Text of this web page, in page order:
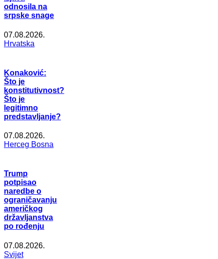
odnosila na
srpske snage
07.08.2026.
Hrvatska
Konaković:
Što je
konstitutivnost?
Što je
legitimno
predstavljanje?
07.08.2026.
Herceg Bosna
Trump
potpisao
naredbe o
ograničavanju
američkog
državljanstva
po rođenju
07.08.2026.
Svijet